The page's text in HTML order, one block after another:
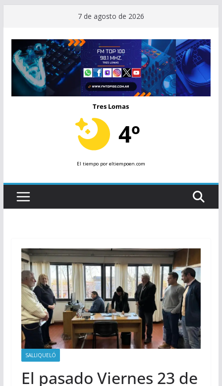
contenido
7 de agosto de 2026
Tres Lomas
4º
El tiempopor eltiempoen.com
SALLIQUELÓ
El pasado Viernes 23 de